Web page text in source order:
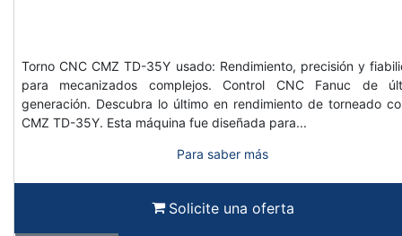
Torno CNC CMZ TD-35Y usado: Rendimiento, precisión y
para mecanizados complejos. Control CNC Fanuc de
generación. Descubra lo último en rendimiento de torneado
CMZ TD-35Y. Esta máquina fue diseñada para...
Para saber más
Solicite una oferta